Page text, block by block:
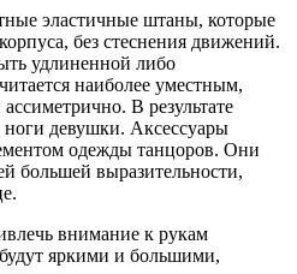
эластичные штаны, которые
без стеснения движений.
удлиненной либо
наиболее уместным,
В результате
ноги девушки. Аксессуары
одежды танцоров. Они
большей выразительности,
внимание к рукам
яркими и большими,